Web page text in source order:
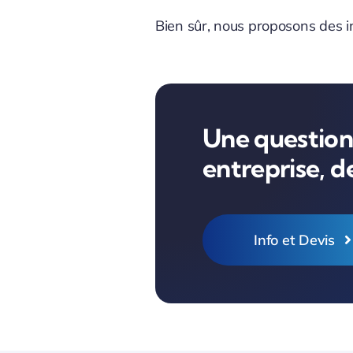
Bien sûr, nous proposons
Une
entreprise,
Info et Devis